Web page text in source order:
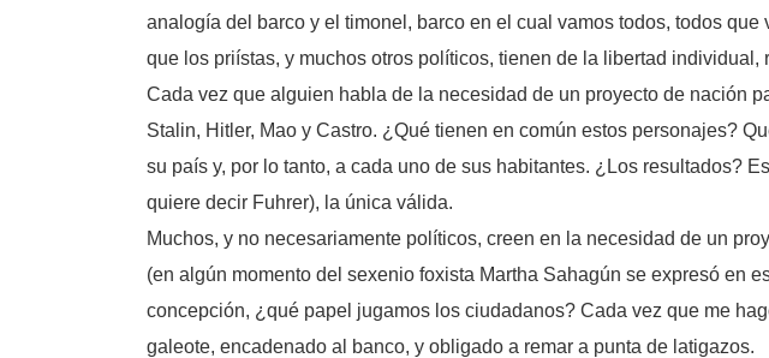
analogía del barco y el timonel, barco en el cual vamos todos, todos
que los priístas, y muchos otros políticos, tienen de la libertad
Cada vez que alguien habla de la necesidad de un proyecto de nación
Stalin, Hitler, Mao y Castro. ¿Qué tienen en común estos personajes?
su país y, por lo tanto, a cada uno de sus habitantes. ¿Los resultados?
quiere decir Fuhrer), la única válida.
Muchos, y no necesariamente políticos, creen en la necesidad de un
(en algún momento del sexenio foxista Martha Sahagún se expresó en
concepción, ¿qué papel jugamos los ciudadanos? Cada vez que me
galeote, encadenado al banco, y obligado a remar a punta de latigazos.